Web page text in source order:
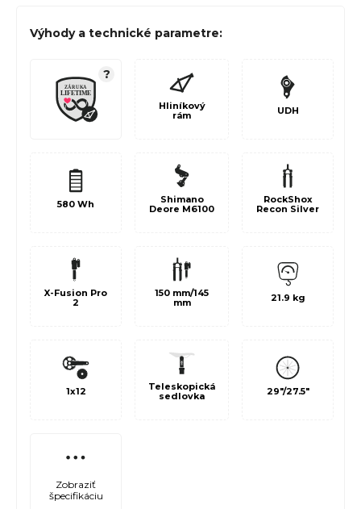
Výhody a technické parametre:
?
Hliníkový
rám
UDH
580 Wh
Shimano
Deore M6100
RockShox
Recon Silver
X-Fusion Pro
2
150 mm/145
mm
21.9 kg
1x12
Teleskopická
sedlovka
29"/27.5"
Zobraziť
špecifikáciu